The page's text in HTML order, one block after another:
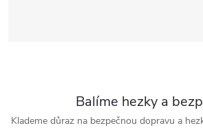
Balíme hezky a
Klademe důraz na bezpečnou dopravu a